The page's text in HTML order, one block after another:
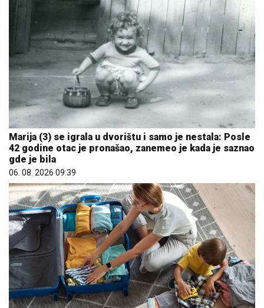
Marija (3) se igrala u dvorištu i samo je nestala: Posle
42 godine otac je pronašao, zanemeo je kada je saznao
gde je bila
06. 08. 2026 09:39